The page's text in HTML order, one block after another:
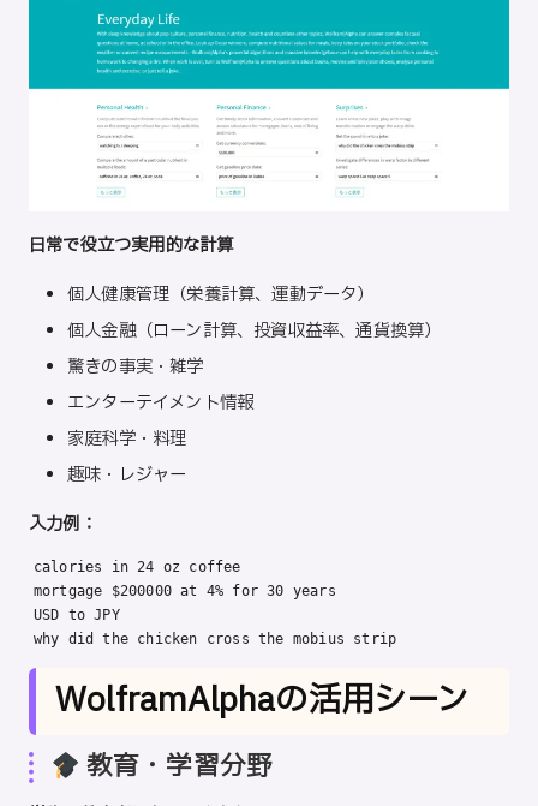
日常で役立つ実用的な計算
個人健康管理（栄養計算、運動データ）
個人金融（ローン計算、投資収益率、通貨換算）
驚きの事実・雑学
エンターテイメント情報
家庭科学・料理
趣味・レジャー
入力例：
calories in 24 oz coffee
mortgage $200000 at 4% for 30 years
USD to JPY
why did the chicken cross the mobius strip
WolframAlphaの活用シーン
教育・学習分野